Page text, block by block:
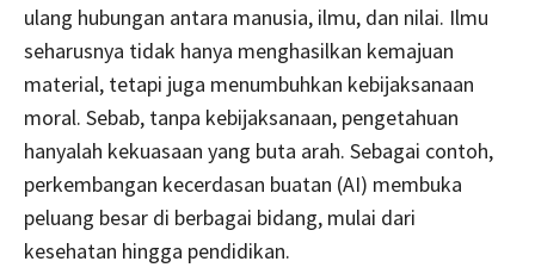
ulang hubungan antara manusia, ilmu, dan nilai. Ilmu
seharusnya tidak hanya menghasilkan kemajuan
material, tetapi juga menumbuhkan kebijaksanaan
moral. Sebab, tanpa kebijaksanaan, pengetahuan
hanyalah kekuasaan yang buta arah. Sebagai contoh,
perkembangan kecerdasan buatan (AI) membuka
peluang besar di berbagai bidang, mulai dari
kesehatan hingga pendidikan.